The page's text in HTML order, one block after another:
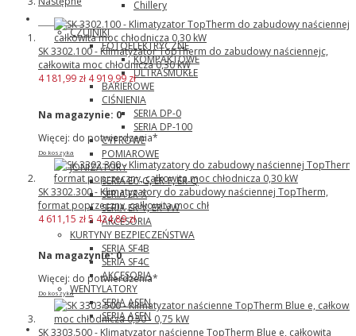
Chillery
Panasonic
CZUJNIKI
FOTOELEKTRYCZNE
KOMPAKTOWE
ULTRASMUKŁE
BARIEROWE
CIŚNIENIA
SERIA DP-0
SERIA DP-100
CYFROWE
POMIAROWE
JONIZATORY
SERIA EC-G, ER-F, ER-Q
SERIA ER-X
SERIA ER-V, ER-VW
AKCESORIA
KURTYNY BEZPIECZEŃSTWA
SERIA SF4B
SERIA SF4C
AKCESORIA
WENTYLATORY
SERIA ASEN
SERIA ASFN
Wago
SK 3302.100 - Klimatyzator TopTherm do zabudowy naściennejc,
całkowita moc chłodnicza 0,30 kW
4 181,99 zł 4 919,99 zł
Na magazynie: 0
Więcej: do potwierdzenia*
Do koszyka
SK 3302.300 - Klimatyzatory do zabudowy naściennej TopTherm,
format poprzeczny, całkowita moc chł
4 611,15 zł5 424,89 zł
Na magazynie:0
Więcej: do potwierdzenia*
Do koszyka
SK 3303.500 - Klimatyzator naścienne TopTherm Blue e, całkowita